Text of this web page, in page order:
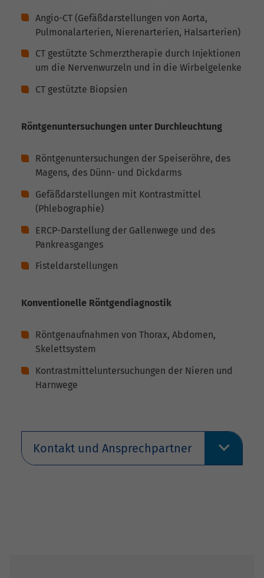
Angio-CT (Gefäßdarstellungen von Aorta,
Pulmonalarterien, Nierenarterien, Halsarterien)
CT gestützte Schmerztherapie durch Injektionen
um die Nervenwurzeln und in die Wirbelgelenke
CT gestützte Biopsien
Röntgenuntersuchungen unter Durchleuchtung
Röntgenuntersuchungen der Speiseröhre, des
Magens, des Dünn- und Dickdarms
Gefäßdarstellungen mit Kontrastmittel
(Phlebographie)
ERCP-Darstellung der Gallenwege und des
Pankreasganges
Fisteldarstellungen
Konventionelle Röntgendiagnostik
Röntgenaufnahmen von Thorax, Abdomen,
Skelettsystem
Kontrastmitteluntersuchungen der Nieren und
Harnwege
Kontakt und Ansprechpartner